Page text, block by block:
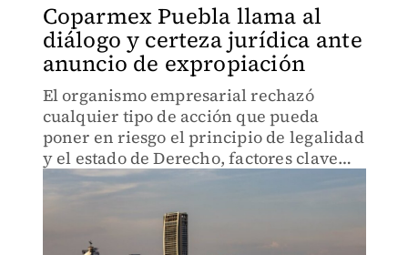
Coparmex Puebla llama al
diálogo y certeza jurídica ante
anuncio de expropiación
El organismo empresarial rechazó
cualquier tipo de acción que pueda
poner en riesgo el principio de legalidad
y el estado de Derecho, factores clave
para la llegada de inversiones.